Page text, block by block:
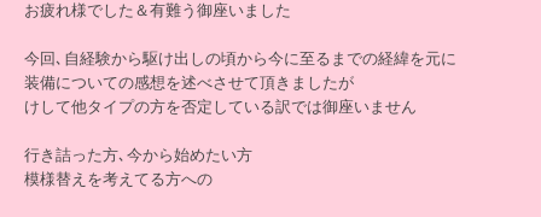
お疲れ様でした＆有難う御座いました
今回､自経験から駆け出しの頃から今に至るまでの経緯を元に
装備についての感想を述べさせて頂きましたが
けして他タイプの方を否定している訳では御座いません
行き詰った方､今から始めたい方
模様替えを考えてる方への